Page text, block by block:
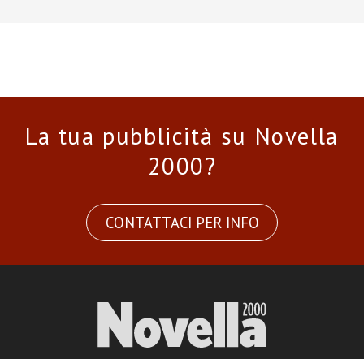
La tua pubblicità su Novella
2000?
CONTATTACI PER INFO